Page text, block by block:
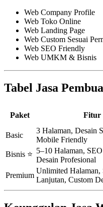
Web Company Profile
Web Toko Online
Web Landing Page
Web Custom Sesuai
Web SEO Friendly
Web UMKM & Bisnis
Tabel Jasa
Paket Fitur
Basic
3 Halaman, Desain
Mobile Friendly
Bisnis ⭐ 5–10 Halaman,
Desain Profesional
Premium
Unlimited Halaman,
Lanjutan, Custom